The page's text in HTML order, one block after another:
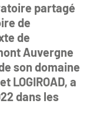
partagé
de
de
Auvergne
son domaine
LOGIROAD, a
dans les